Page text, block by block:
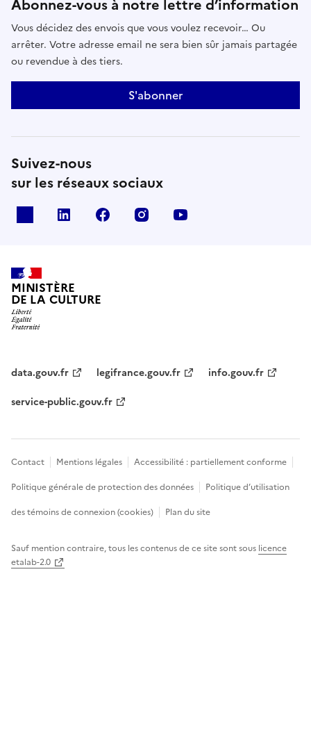
Abonnez-vous à notre lettre d’information
Vous décidez des envois que vous voulez recevoir… Ou
arrêter. Votre adresse email ne sera bien sûr jamais partagée
ou revendue à des tiers.
S'abonner
Suivez-nous
sur les réseaux sociaux
linkedin facebook instagram
MINISTÈRE
DE LA CULTURE
data.gouv.fr legifrance.gouv.fr
info.gouv.fr
service-public.gouv.fr
Contact Mentions légales
Accessibilité : partiellement conforme
Politique générale de protection des données
Politique d’utilisation
des témoins de connexion (cookies)
Plan du site
Sauf mention contraire, tous les contenus de ce site sont sous licence
etalab-2.0